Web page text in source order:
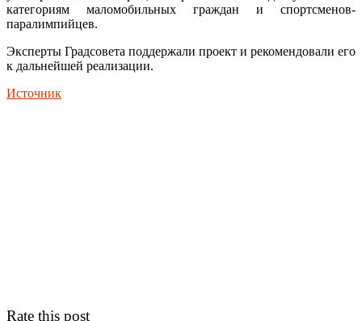
категориям маломобильных граждан и спортсменов-
паралимпийцев.
Эксперты Градсовета поддержали проект и рекомендовали его
к дальнейшей реализации.
Источник
Rate this post